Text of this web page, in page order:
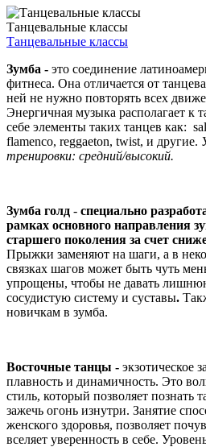
Танцевальные классы
Танцевальные классы
Зумба - это соединение
фитнеса. Она отличается от
ней не нужно повторять всех
Энергичная музыка располагает к
себе элементы таких танцев как:
flamenco, reggaeton, twist, и другие.
тренировки: средний/высокий.
Зумба голд - специально
рамках основного направления
старшего поколения за счет
Прыжки заменяют на шаги, а в
связках шагов может быть чуть
упрощены, чтобы не давать
сосудистую систему и суставы.
новичкам в зумба.
Восточные танцы - экзотическое
плавность и динамичность. Это
стиль, который позволяет познать
зажечь огонь изнутри. Занятие
женского здоровья, позволяет
вселяет уверенность в себе.